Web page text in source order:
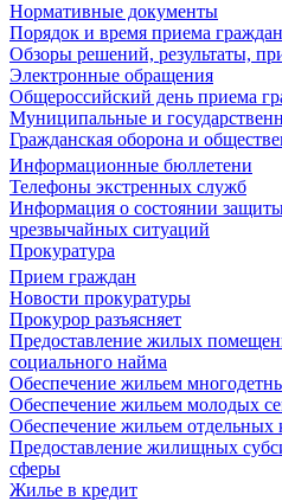
Нормативные документы
Порядок и время приема граждан
Обзоры решений, результаты,
Электронные обращения
Общероссийский день приема
Муниципальные и
Гражданская оборона и
Информационные бюллетени
Телефоны экстренных служб
Информация о состоянии
чрезвычайных ситуаций
Прокуратура
Прием граждан
Новости прокуратуры
Прокурор разъясняет
Предоставление жилых
социального найма
Обеспечение жильем
Обеспечение жильем молодых
Обеспечение жильем отдельных
Предоставление жилищных
сферы
Жилье в кредит